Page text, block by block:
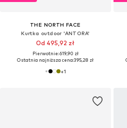
THE NORTH FACE
Kurtka outdoor 'ANTORA'
Od 495,92 zł
Pierwotnie: 619,90 zł
Ostatnia najniższa cena:395,28 zł
+1